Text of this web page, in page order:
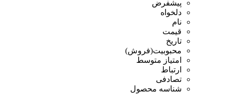
پیشفرض
دلخواه
نام
قیمت
تاریخ
محبوبیت(فروش)
امتیاز متوسط
ارتباط
تصادفی
شناسه محصول